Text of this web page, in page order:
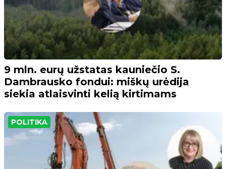
9 mln. eurų užstatas kauniečio S.
Dambrausko fondui: miškų urėdija
siekia atlaisvinti kelią kirtimams
POLITIKA